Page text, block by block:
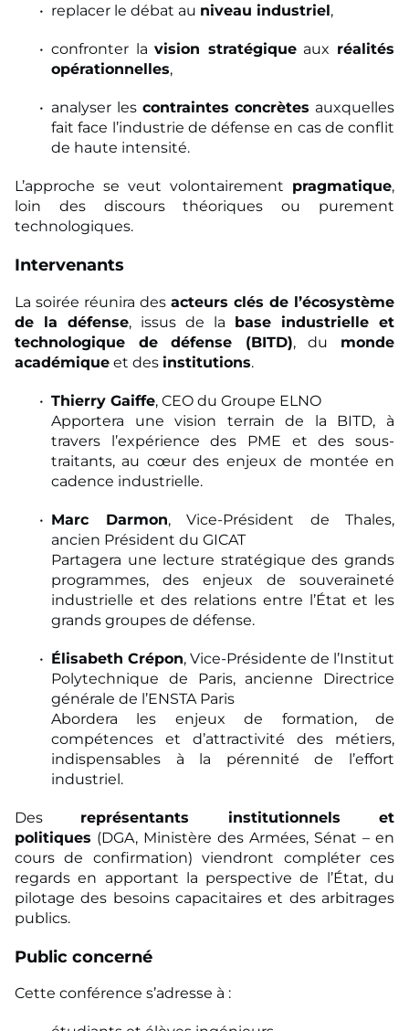
replacer le débat au niveau industriel,
confronter lavision stratégiqueaux réalités
opérationnelles,
analyser les contraintes concrètes auxquelles
fait face l’industrie de défense en cas de conflit
de haute intensité.
L’approche se veut volontairement pragmatique,
loin des discours théoriques ou purement
technologiques.
Intervenants
La soirée réunira des acteurs clés de l’écosystème
de la défense, issus de la base industrielle et
technologique de défense (BITD), du monde
académique et des institutions.
Thierry Gaiffe, CEO du Groupe ELNO
Apportera une vision terrain de la BITD, à
travers l’expérience des PME et des sous-
traitants, au cœur des enjeux de montée en
cadence industrielle.
Marc Darmon, Vice-Président de Thales,
ancien Président du GICAT
Partagera une lecture stratégique des grands
programmes, des enjeux de souveraineté
industrielle et des relations entre l’État et les
grands groupes de défense.
Élisabeth Crépon, Vice-Présidente de l’Institut
Polytechnique de Paris, ancienne Directrice
générale de l’ENSTA Paris
Abordera les enjeux de formation, de
compétences et d’attractivité des métiers,
indispensables à la pérennité de l’effort
industriel.
Des représentants institutionnels et
politiques (DGA, Ministère des Armées, Sénat – en
cours de confirmation) viendront compléter ces
regards en apportant la perspective de l’État, du
pilotage des besoins capacitaires et des arbitrages
publics.
Public concerné
Cette conférence s’adresse à :